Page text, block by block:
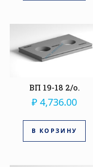
ВП 19-18 2/о.
₽ 4,736.00
В КОРЗИНУ